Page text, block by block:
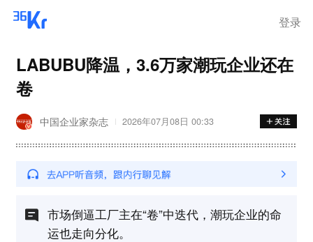
登录
LABUBU降温，3.6万家潮玩企业还在
卷
中国企业家杂志 2026年07月08日 00:33
市场倒逼工厂主在“卷”中迭代，潮玩企业的命
运也走向分化。